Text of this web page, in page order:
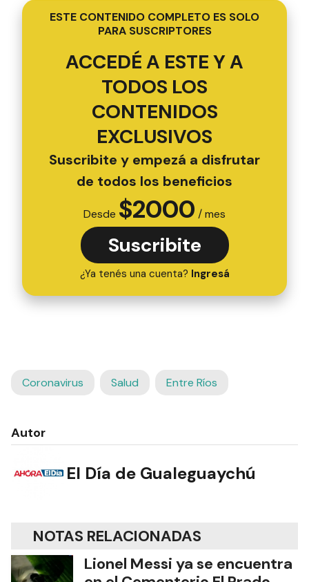
ESTE CONTENIDO COMPLETO ES SOLO
PARA SUSCRIPTORES
ACCEDÉ A ESTE Y A
TODOS LOS
CONTENIDOS
EXCLUSIVOS
Suscribite y empezá a disfrutar
de todos los beneficios
Desde $2000 / mes
Suscribite
¿Ya tenés una cuenta? Ingresá
Coronavirus Salud Entre Ríos
Autor
El Día de Gualeguaychú
NOTAS RELACIONADAS
Lionel Messi ya se encuentra